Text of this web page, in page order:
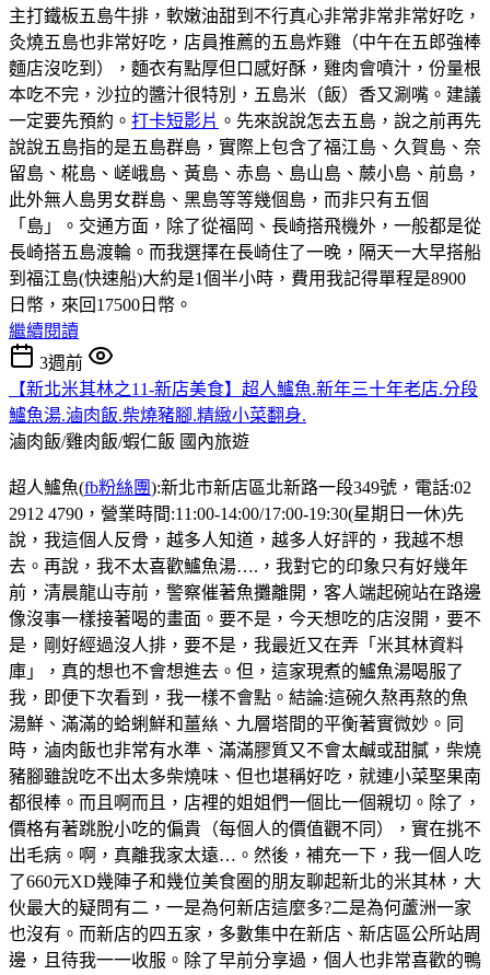
主打鐵板五島牛排，軟嫩油甜到不行真心非常非常非常好吃，
灸燒五島也非常好吃，店員推薦的五島炸雞（中午在五郎強棒
麵店沒吃到），麵衣有點厚但口感好酥，雞肉會噴汁，份量根
本吃不完，沙拉的醬汁很特別，五島米（飯）香又涮嘴。建議
一定要先預約。 打卡短影片 。先來說說怎去五島，說之前再先
說說五島指的是五島群島，實際上包含了福江島、久賀島、奈
留島、椛島、嵯峨島、黃島、赤島、島山島、蕨小島、前島，
此外無人島男女群島、黑島等等幾個島，而非只有五個
「島」。交通方面，除了從福岡、長崎搭飛機外，一般都是從
長崎搭五島渡輪。而我選擇在長崎住了一晚，隔天一大早搭船
到福江島(快速船)大約是1個半小時，費用我記得單程是8900
日幣，來回17500日幣。
繼續閱讀
3週前
【新北米其林之11-新店美食】超人鱸魚.新年三十年老店.分段
鱸魚湯.滷肉飯.柴燒豬腳.精緻小菜翻身.
滷肉飯/雞肉飯/蝦仁飯 國內旅遊
超人鱸魚(fb粉絲團):新北市新店區北新路一段349號，電話:02
2912 4790，營業時間:11:00-14:00/17:00-19:30(星期日一休)先
說，我這個人反骨，越多人知道，越多人好評的，我越不想
去。再說，我不太喜歡鱸魚湯….，我對它的印象只有好幾年
前，清晨龍山寺前，警察催著魚攤離開，客人端起碗站在路邊
像沒事一樣接著喝的畫面。要不是，今天想吃的店沒開，要不
是，剛好經過沒人排，要不是，我最近又在弄「米其林資料
庫」，真的想也不會想進去。但，這家現煮的鱸魚湯喝服了
我，即便下次看到，我一樣不會點。結論:這碗久熬再熬的魚
湯鮮、滿滿的蛤蜊鮮和薑𢇃、九層塔間的平衡著實微妙。同
時，滷肉飯也非常有水準、滿滿膠質又不會太鹹或甜膩，柴燒
豬腳雖說吃不出太多柴燒味、但也堪稱好吃，就連小菜埾果南
都很棒。而且啊而且，店裡的姐姐們一個比一個親切。除了，
價格有著跳脫小吃的偏貴（每個人的價值觀不同），實在挑不
出毛病。啊，真離我家太遠…。然後，補充一下，我一個人吃
了660元XD幾陣子和幾位美食圈的朋友聊起新北的米其林，大
伙最大的疑問有二，一是為何新店這麼多?二是為何蘆洲一家
也沒有。而新店的四五家，多數集中在新店、新店區公所站周
邊，且待我一一收服。除了早前分享過，個人也非常喜歡的鴨